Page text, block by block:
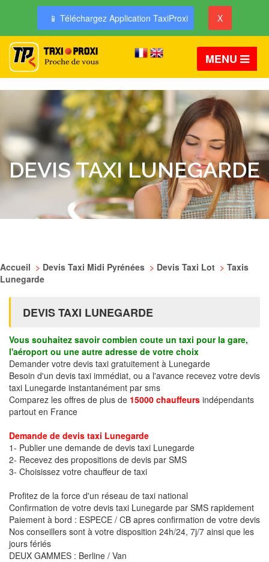
📱 Téléchargez Application TaxiProxi X
MENU
DEVIS TAXI LUNEGARDE
Accueil > Devis Taxi Midi Pyrénées > Devis Taxi Lot > Taxis
Lunegarde
DEVIS TAXI LUNEGARDE
Vous souhaitez savoir combien coute un taxi pour la gare,
l'aéroport ou une autre adresse de votre choix
Demander votre devis taxi gratuitement à Lunegarde
Besoin d'un devis taxi immédiat, ou a l'avance recevez votre devis
taxi Lunegarde instantanément par sms
Comparez les offres de plus de 15000 chauffeurs indépendants
partout en France
Demande de devis taxi Lunegarde
1- Publier une demande de devis taxi Lunegarde
2- Recevez des propositions de devis par SMS
3- Choisissez votre chauffeur de taxi
Profitez de la force d'un réseau de taxi national
Confirmation de votre devis taxi Lunegarde par SMS rapidement
Paiement à bord : ESPECE / CB apres confirmation de votre devis
Nos conseillers sont à votre disposition 24h/24, 7j/7 ainsi que les
jours fériés
DEUX GAMMES : Berline / Van